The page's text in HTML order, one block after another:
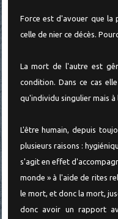
Force est d'avouer que la
celle de nier ce décès.
La mort de l'autre est
condition. Dans ce cas
qu'individu singulier mais
L'être humain, depuis
plusieurs raisons :
s'agit en effet
monde » à l'aide de rites
le mort, et donc la mort,
donc avoir un rapport